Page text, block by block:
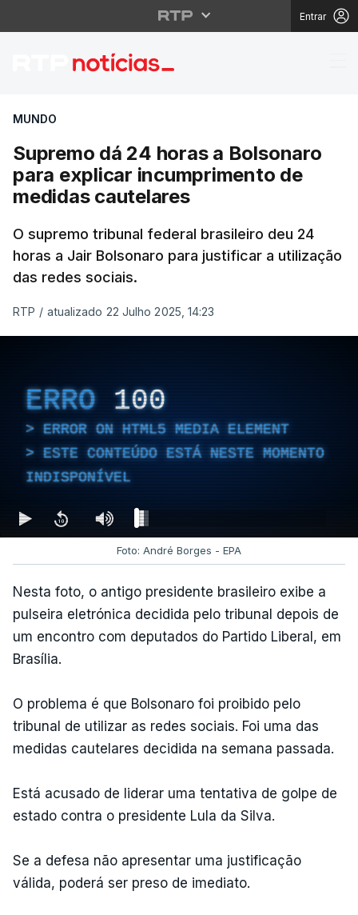
Entrar
Supremo dá 24 horas
MUNDO
Supremo dá 24 horas a Bolsonaro
para explicar incumprimento de
medidas cautelares
O supremo tribunal federal brasileiro deu 24
horas a Jair Bolsonaro para justificar a utilização
das redes sociais.
RTP / atualizado 22 Julho 2025, 14:23
ERRO 100
ERROR ON HTML5 MEDIA ELEMENT
ESTE CONTEÚDO ESTÁ NESTE MOMENTO
INDISPONÍVEL
Foto: André Borges - EPA
Nesta foto, o antigo presidente brasileiro exibe a
pulseira eletrónica decidida pelo tribunal depois de
um encontro com deputados do Partido Liberal, em
Brasília.
O problema é que Bolsonaro foi proibido pelo
tribunal de utilizar as redes sociais. Foi uma das
medidas cautelares decidida na semana passada.
Está acusado de liderar uma tentativa de golpe de
estado contra o presidente Lula da Silva.
Se a defesa não apresentar uma justificação
válida, poderá ser preso de imediato.